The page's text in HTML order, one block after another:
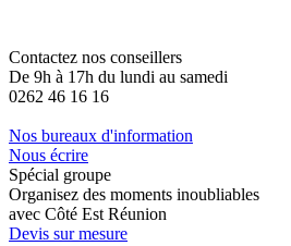
Contactez nos conseillers
De 9h à 17h du lundi au samedi
0262 46 16 16
Nos bureaux d'information
Nous écrire
Spécial groupe
Organisez des moments inoubliables
avec Côté Est Réunion
Devis sur mesure